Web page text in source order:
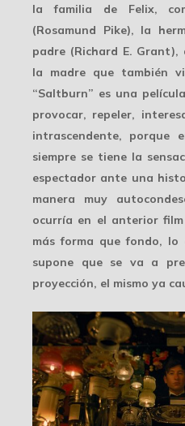
la familia de Felix,
(Rosamund Pike), la
padre (Richard E. Grant),
la madre que también
“Saltburn” es una
provocar, repeler,
intrascendente, porque
siempre se tiene la
espectador ante una
manera muy
ocurría en el anterior
más forma que fondo, lo
supone que se va a
proyección, el mismo ya